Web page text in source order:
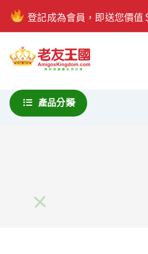
登記成為會員，即送您價值
產品分類